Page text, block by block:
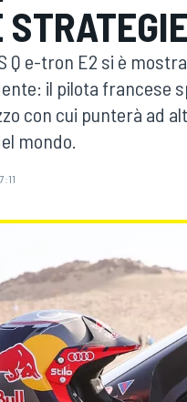
WEC
Q e-tron E2 si è
il pilota francese
con cui punterà ad
mondo.